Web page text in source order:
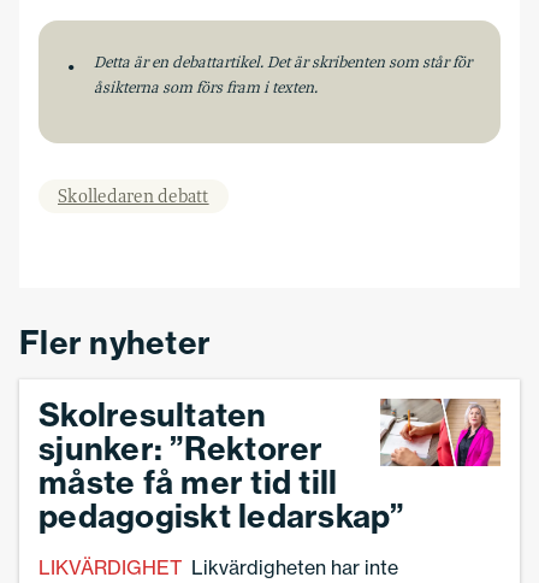
Detta är en debattartikel. Det är skribenten som står för
åsikterna som förs fram i texten.
Skolledaren debatt
Fler nyheter
Skolresultaten
sjunker: ”Rektorer
måste få mer tid till
pedagogiskt ledarskap”
LIKVÄRDIGHET Likvärdigheten har inte